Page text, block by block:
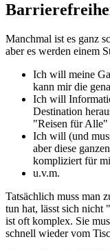
Manchmal ist es ganz
aber es werden einem
Ich will meine
kann mir die
Ich will
Destination
"Reisen für Alle"
Ich will (und
aber diese
kompliziert für
u.v.m.
Tatsächlich muss man
tun hat, lässt sich nicht
ist oft komplex. Sie
schnell wieder vom